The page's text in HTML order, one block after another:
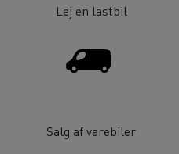
Lej en lastbil
Salg af varebiler